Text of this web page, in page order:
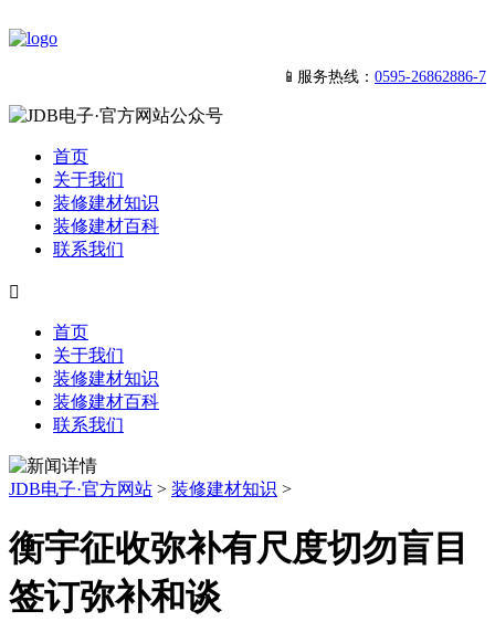
📱服务热线： 0595-26862886-7
首页
关于我们
装修建材知识
装修建材百科
联系我们

首页
关于我们
装修建材知识
装修建材百科
联系我们
JDB电子·官方网站 > 装修建材知识 >
衡宇征收弥补有尺度切勿盲目
签订弥补和谈